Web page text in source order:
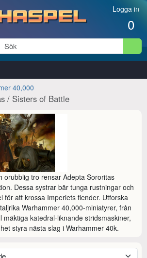
Logga in
0
40,000
/ Sisters of Battle
orubblig tro rensar Adepta Sororitas
Dessa systrar bär tunga rustningar och
för att krossa Imperiets fiender. Utforska
Warhammer 40,000-miniatyrer, från
mäktiga katedral-liknande stridsmaskiner,
styra nästa slag i Warhammer 40k.